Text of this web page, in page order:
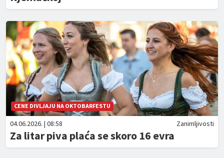
CENE DIVLJAJU NA OKTOBARFESTU
04.06.2026. | 08:58 Zanimljivosti
Za litar piva plaća se skoro 16 evra